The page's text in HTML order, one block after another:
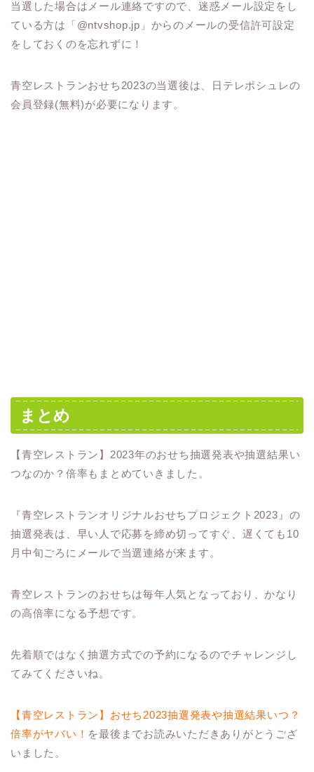
当選した場合はメール連絡ですので、迷惑メール設定をし
ている方は「@ntvshop.jp」からのメールの受信許可設定
をしておくのを忘れずに！
青空レストランおせち2023の当選後は、日テレポシュレの
会員登録(無料)が必要になります。
まとめ
【青空レストラン】2023年のおせち抽選発表や抽選結果い
つなのか？倍率もまとめていきました。
『青空レストランオリジナルおせちプロジェクト2023』の
抽選発表は、早い人で応募を締め切ってすぐ、遅くても10
月中旬ごろにメールで当選連絡が来ます。
青空レストランのおせちは毎年人気となっており、かなり
の高倍率になる予想です。
先着順ではなく抽選方式での予約になるのでチャレンジし
てみてくださいね。
【青空レストラン】おせち2023抽選発表や抽選結果いつ？
倍率がヤバい！ を最後までお読みいただきありがとうござ
いました。